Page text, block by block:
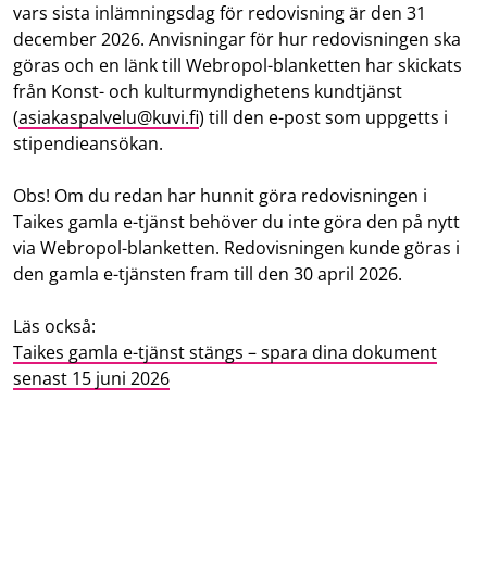
vars sista inlämningsdag för redovisning är den 31
december 2026. Anvisningar för hur redovisningen ska
göras och en länk till Webropol-blanketten har skickats
från Konst- och kulturmyndighetens kundtjänst
(asiakaspalvelu@kuvi.fi) till den e-post som uppgetts i
stipendieansökan.
Obs! Om du redan har hunnit göra redovisningen i
Taikes gamla e-tjänst behöver du inte göra den på nytt
via Webropol-blanketten. Redovisningen kunde göras i
den gamla e-tjänsten fram till den 30 april 2026.
Läs också:
Taikes gamla e-tjänst stängs – spara dina dokument
senast 15 juni 2026